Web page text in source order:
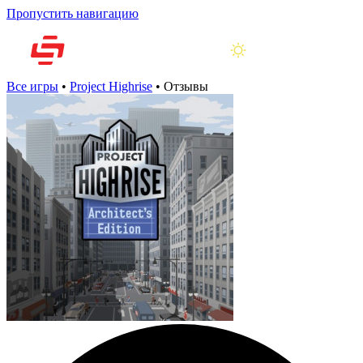
Пропустить навигацию
Все игры • Project Highrise • Отзывы